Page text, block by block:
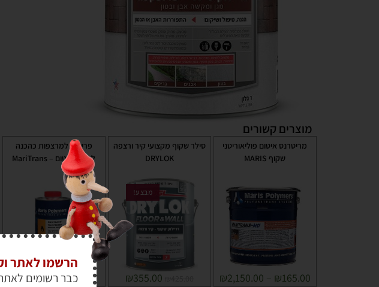
מוצרים קשורים
מריטרנס איטום פוליאוריטני
שקוף MARIS
₪165.00
–
₪2,150.00
סילר שקוף מקצועי קיר ורצפה
DRYLOK
מבצע!
₪355.00
פריימר למרצפות כהכנה
לחומר איטום – MariTrans
₪169.00
הרשמו לאתר
כבר רשומים